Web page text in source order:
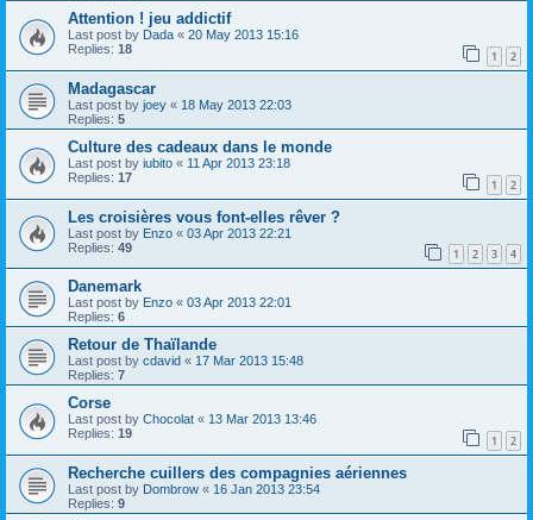
Attention ! jeu addictif
Last post by Dada « 20 May 2013 15:16
Replies: 18 1 2
Madagascar
Last post by joey « 18 May 2013 22:03
Replies: 5
Culture des cadeaux dans le monde
Last post by iubito « 11 Apr 2013 23:18
Replies: 17 1 2
Les croisières vous font-elles rêver ?
Last post by Enzo « 03 Apr 2013 22:21
Replies: 49 1 2 3 4
Danemark
Last post by Enzo « 03 Apr 2013 22:01
Replies: 6
Retour de Thaïlande
Last post by cdavid « 17 Mar 2013 15:48
Replies: 7
Corse
Last post by Chocolat « 13 Mar 2013 13:46
Replies: 19 1 2
Recherche cuillers des compagnies aériennes
Last post by Dombrow « 16 Jan 2013 23:54
Replies: 9